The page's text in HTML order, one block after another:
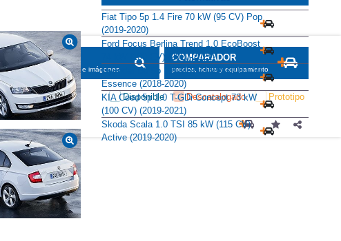
Alternativas
Fiat Tipo 5p 1.4 Fire 70 kW (95 CV) Pop
(2019-2020)
Ford Focus Berlina Trend 1.0 EcoBoost
74 kW (100 CV) (2020-2021)
Hyundai i30 5p 1.4 MPI 74 kW (100 CV)
Essence (2018-2020)
KIA Ceed 5p 1.0 T-GDi Concept 73 kW
(100 CV) (2019-2021)
Skoda Scala 1.0 TSI 85 kW (115 CV)